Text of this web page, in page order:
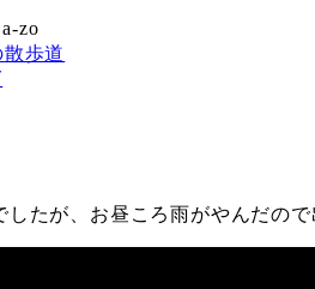
a-zo
歩道
したが、お昼ころ雨がやんだので